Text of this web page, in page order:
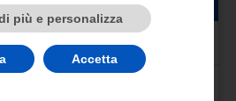
benzina 07/2022
EAT8 5 porte Allure Pack
più e personalizza
Accetta